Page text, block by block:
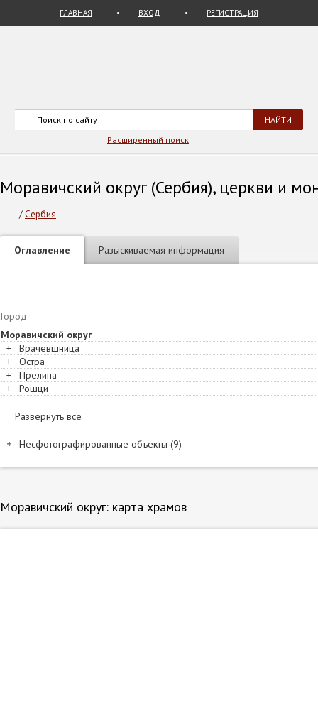
ГЛАВНАЯ ВХОД РЕГИСТРАЦИЯ
Расширенный поиск
Моравичский округ (Сербия), церкви и
/ Сербия
Оглавление Разыскиваемая информация
Город
Моравичский округ
+
Врачевшница
+
Остра
+
Прелина
+
Рошци
Развернуть всё
Несфотографированные объекты (9)
Название и расположение
Дучаловичи. Овчарский Спасо-Преображенский монастырь
Моравичский округ: карта храмов